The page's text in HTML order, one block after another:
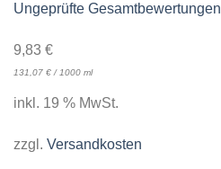
Ungeprüfte Gesamtbewertungen
9,83 €
131,07 € / 1000 ml
inkl. 19 % MwSt.
zzgl. Versandkosten